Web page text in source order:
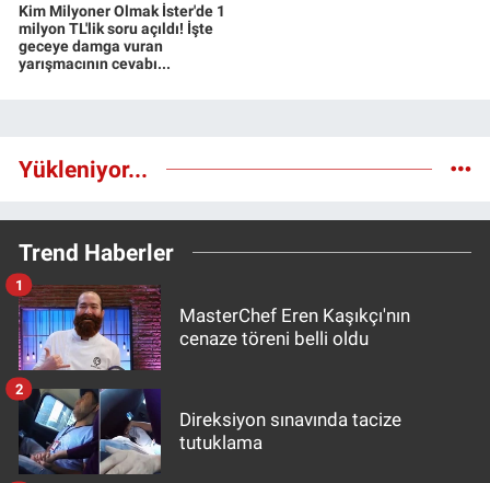
Kim Milyoner Olmak İster'de 1
milyon TL'lik soru açıldı! İşte
geceye damga vuran
yarışmacının cevabı...
Yükleniyor...
Trend Haberler
MasterChef Eren Kaşıkçı'nın
cenaze töreni belli oldu
1
Direksiyon sınavında tacize
tutuklama
2